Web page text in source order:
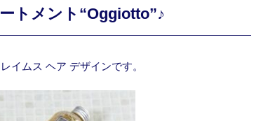
トメント“Oggiotto”♪
イムス ヘア デザインです。